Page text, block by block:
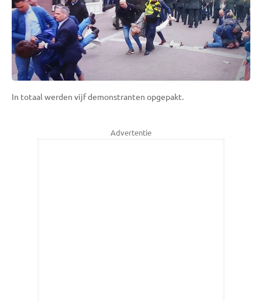
In totaal werden vijf demonstranten opgepakt.
Advertentie